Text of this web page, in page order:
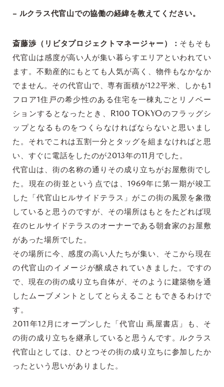
– ルクラス代官山での協働の経緯を教えてください。
斎藤渉（リビタプロジェクトマネージャー）： そもそも
代官山は感度が高い人が集い暮らすエリアといわれてい
ます。不動産的にもとても人気が高く、物件もなかなか
でません。その代官山で、専有面積が122平米、しかも1
フロア1住戸の希少性のある住宅を一棟丸ごとリノベー
ションするとなったとき、R100 TOKYOのフラッグシ
ップとなるものをつくらなければならないと思いまし
た。それでこれは五割一分とタッグを組まなければと思
い、すぐに電話をしたのが2013年の11月でした。
代官山は、街の名称の通りその成り立ちがお屋敷街でし
た。現在の街並という点では、1969年に第一期が竣工
した「代官山ヒルサイドテラス」がこの街の風景を象徴
していると思うのですが、その場所はもとをたどれば現
在のヒルサイドテラスのオーナーである朝倉家のお屋敷
があった場所でした。
その場所に今、感度の高い人たちが集い、そこから現在
の代官山のイメージが醸成されていきました。ですの
で、現在の街の成り立ち自体が、そのように建築物を通
したムーブメントとしてとらえることもできるわけで
す。
2011年12月にオープンした「代官山 蔦屋書店」も、そ
の街の成り立ちを継承していると思うんです。ルクラス
代官山としては、ひとつその街の成り立ちに参加したか
ったという思いがありました。